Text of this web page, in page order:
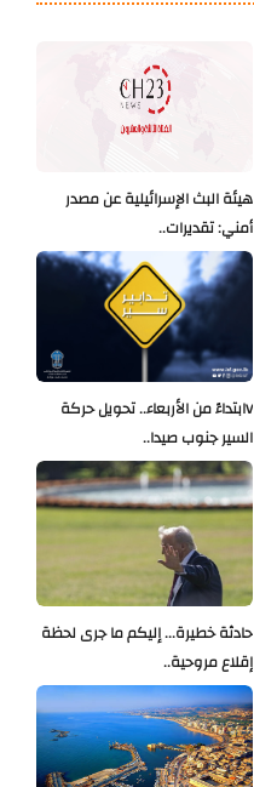
هيئة البث الإسرائيلية عن مصدر
أمني: تقديرات..
Vابتداءً من الأربعاء.. تحويل حركة
السير جنوب صيدا..
حادثة خطيرة... إليكم ما جرى لحظة
إقلاع مروحية..